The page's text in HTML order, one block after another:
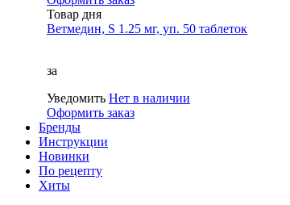
Товар дня
Ветмедин, S 1.25 мг, уп. 50 таблеток
за
Уведомить Нет в наличии
Оформить заказ
Бренды
Инструкции
Новинки
По рецепту
Хиты